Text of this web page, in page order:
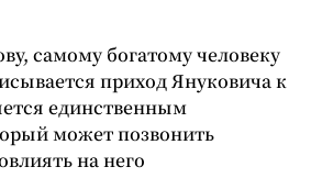
самому богатому человеку
приход Януковича к
единственным
может позвонить
на него